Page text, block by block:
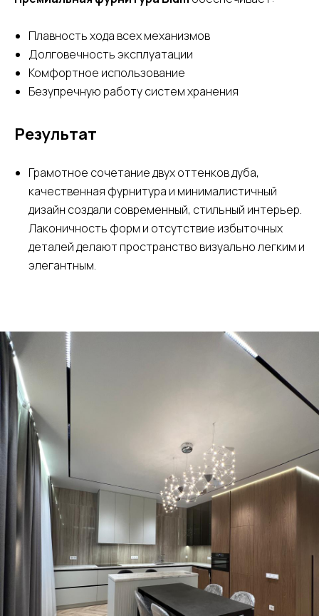
Плавность хода всех механизмов
Долговечность эксплуатации
Комфортное использование
Безупречную работу систем хранения
Результат
Грамотное сочетание двух оттенков дуба,
качественная фурнитура и минималистичный
дизайн создали современный, стильный интерьер.
Лаконичность форм и отсутствие избыточных
деталей делают пространство визуально легким и
элегантным.